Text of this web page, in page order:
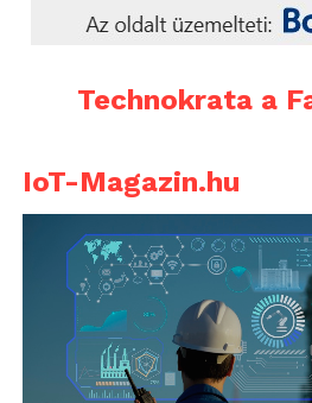
Technokrata a
IoT-Magazin.hu